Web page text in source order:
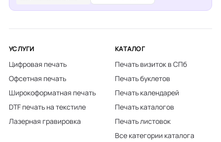
УСЛУГИ
Цифровая печать
Офсетная печать
Широкоформатная печать
DTF печать на текстиле
Лазерная гравировка
КАТАЛОГ
Печать визиток в СПб
Печать буклетов
Печать календарей
Печать каталогов
Печать листовок
Все категории каталога
Есения, менеджер